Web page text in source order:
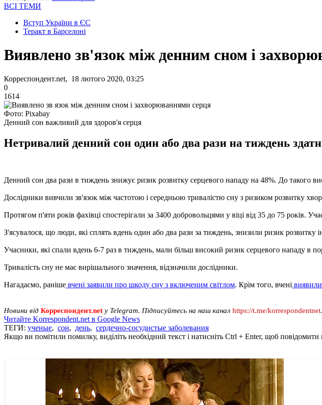
ВСІ ТЕМИ
Вступ України в ЄС
Теракт в Барселоні
Виявлено зв'язок між денним сном і
Корреспондент.net, 18 лютого 2020, 03:25
0
1614
Фото: Pixabay
Денний сон важливий для здоров'я серця
Нетривалий денний сон один або два рази на тиждень
Денний сон два рази в тиждень знижує ризик розвитку серцевого нападу на 48%. До такого
Дослідники вивчили зв'язок між частотою і середньою тривалістю сну з ризиком розвитку
Протягом п'яти років фахівці спостерігали за 3400 добровольцями у віці від 35 до 75 років.
З'ясувалося, що люди, які сплять вдень один або два рази за тиждень, знизили ризик розвитку
Учасники, які спали вдень 6-7 раз в тиждень, мали більш високий ризик серцевого нападу в
Тривалість сну не має вирішального значення, відзначили дослідники.
Нагадаємо, раніше вчені заявили про шкоду сну з включеним світлом. Крім того, вчені виявили
Новини від Корреспондент.net у Telegram. Підписуйтесь на наш канал https://t.me/korrespondentnet.
Читайте Korrespondent.net в Google News
ТЕГИ: ученые, сон, день, сердечно-сосудистые заболевания
Якщо ви помітили помилку, виділіть необхідний текст і натисніть Ctrl + Enter, щоб